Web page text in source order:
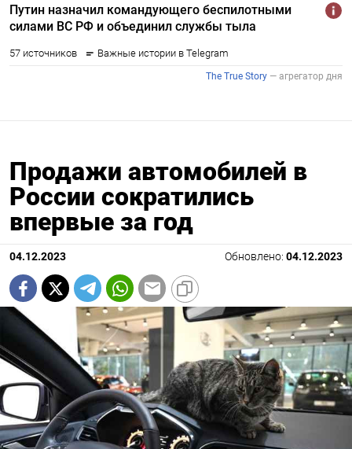
Продажи автомобилей в
России сократились
впервые за год
04.12.2023 Обновлено: 04.12.2023